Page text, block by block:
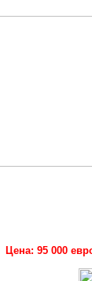
Цена: 95 000